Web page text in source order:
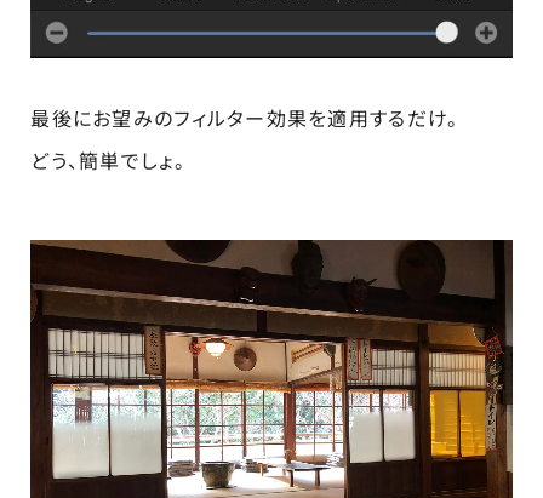
最後にお望みのフィルター効果を適用するだけ。
どう、簡単でしょ。